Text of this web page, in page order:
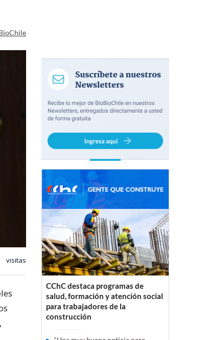
visitas
CChC destaca programas de
salud, formación y atención social
para trabajadores de la
construcción